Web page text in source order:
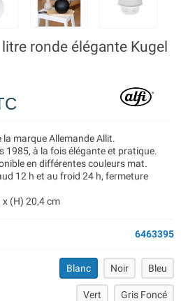
ronde élégante Kugel
marque Allemande Allit.
1985, à la fois élégante et pratique.
en différentes couleurs mat.
12 h et au froid 24 h, fermeture
x (H) 20,4 cm
6463395
Blanc Noir Bleu
Vert Gris Foncé